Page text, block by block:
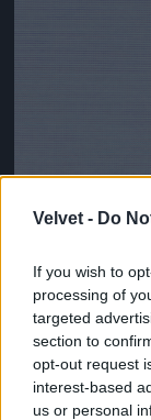
Velvet - Do
If you wish to
processing of
targeted
section to
opt-out request
interest-based
us or personal